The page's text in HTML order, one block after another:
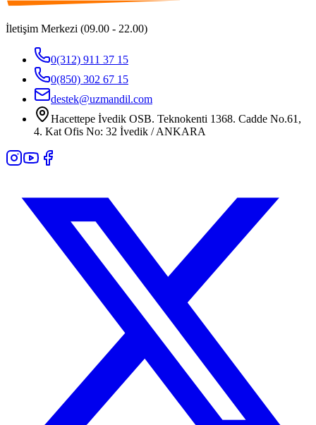
İletişim Merkezi (09.00 - 22.00)
0(312) 911 37 15
0(850) 302 67 15
destek@uzmandil.com
Hacettepe İvedik OSB. Teknokenti 1368. Cadde No.61,
4. Kat Ofis No: 32 İvedik / ANKARA